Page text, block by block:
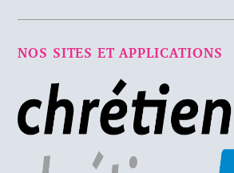
NOS SITES ET APPLICATIONS